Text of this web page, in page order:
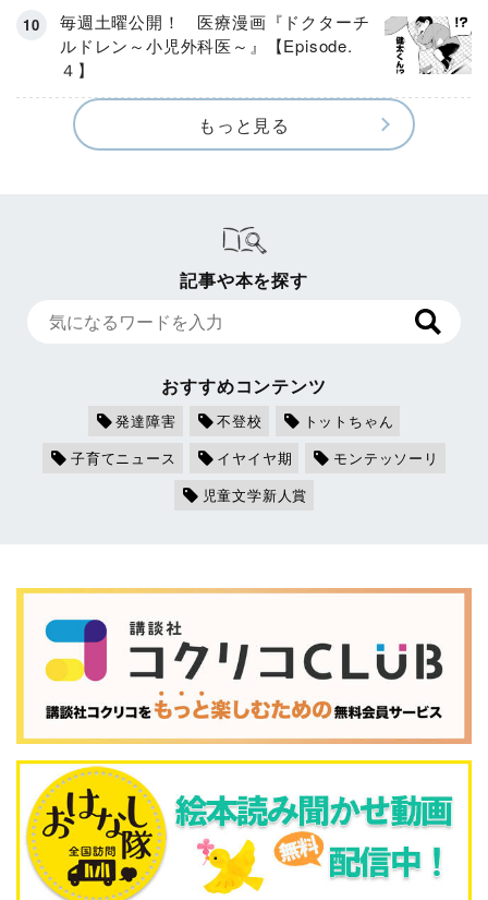
毎週土曜公開！ 医療漫画『ドクターチ
ルドレン～小児外科医～』【Episode.
４】
もっと見る
記事や本を探す
おすすめコンテンツ
発達障害 不登校
トットちゃん
子育てニュース
イヤイヤ期
モンテッソーリ
児童文学新人賞